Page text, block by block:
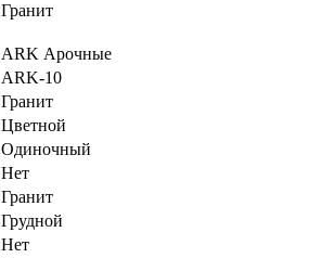
Гранит
ARK Арочные
ARK-10
Гранит
Цветной
Одиночный
Нет
Гранит
Грудной
Нет